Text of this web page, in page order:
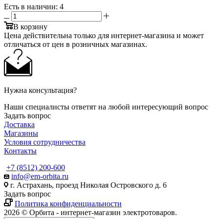
Есть в наличии: 4
В корзину
Цена действительна только для интернет-магазина и может
отличаться от цен в розничных магазинах.
Нужна консультация?
Наши специалисты ответят на любой интересующий вопрос
Задать вопрос
Доставка
Магазины
Условия сотрудничества
Контакты
+7 (8512) 200-600
info@em-orbita.ru
г. Астрахань, проезд Николая Островского д. 6
Задать вопрос
Политика конфиденциальности
2026 © Орбита - интернет-магазин электротоваров.